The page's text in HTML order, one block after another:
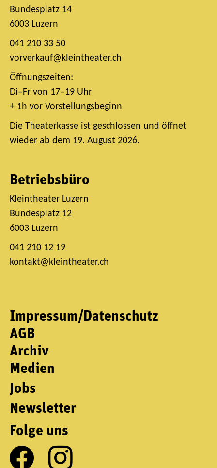
Bundesplatz 14
6003 Luzern
041 210 33 50
vorverkauf@kleintheater.ch
Öffnungszeiten:
Di–Fr von 17–19 Uhr
+ 1h vor Vorstellungsbeginn
Die Theaterkasse ist geschlossen und öffnet
wieder ab dem 19. August 2026.
Betriebsbüro
Kleintheater Luzern
Bundesplatz 12
6003 Luzern
041 210 12 19
kontakt@kleintheater.ch
Impressum/Datenschutz
AGB
Archiv
Medien
Jobs
Newsletter
Folge uns